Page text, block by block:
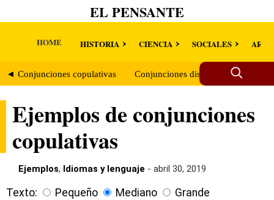
EL PENSANTE
HOME HISTORIA CIENCIA SOCIALES
◄ Conjunciones copulativas Conjunciones disyuntivas ►
Ejemplos de conjunciones
copulativas
Ejemplos, Idiomas y lenguaje - abril 30, 2019
Texto: Pequeño Mediano Grande